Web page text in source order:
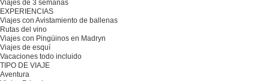
Viajes de 3 semanas
EXPERIENCIAS
Viajes con Avistamiento de ballenas
Rutas del vino
Viajes con Pingüinos en Madryn
Viajes de esquí
Vacaciones todo incluido
TIPO DE VIAJE
Aventura